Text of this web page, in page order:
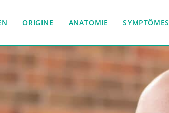
ORIGINE ANATOMIE SYMPTÔMES